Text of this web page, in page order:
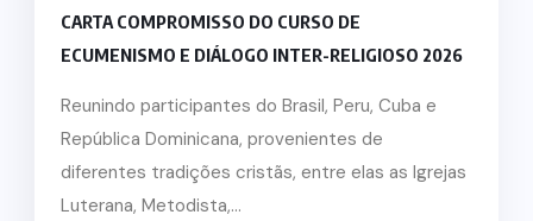
CARTA COMPROMISSO DO CURSO DE
ECUMENISMO E DIÁLOGO INTER-RELIGIOSO 2026
Reunindo participantes do Brasil, Peru, Cuba e
República Dominicana, provenientes de
diferentes tradições cristãs, entre elas as Igrejas
Luterana, Metodista,...